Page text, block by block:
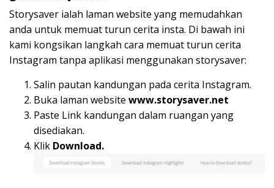
Storysaver ialah laman website yang memudahkan
anda untuk memuat turun cerita insta. Di bawah ini
kami kongsikan langkah cara memuat turun cerita
Instagram tanpa aplikasi menggunakan storysaver:
Salin pautan kandungan pada cerita Instagram.
Buka laman website www.storysaver.net
Paste Link kandungan dalam ruangan yang
disediakan.
Klik Download.